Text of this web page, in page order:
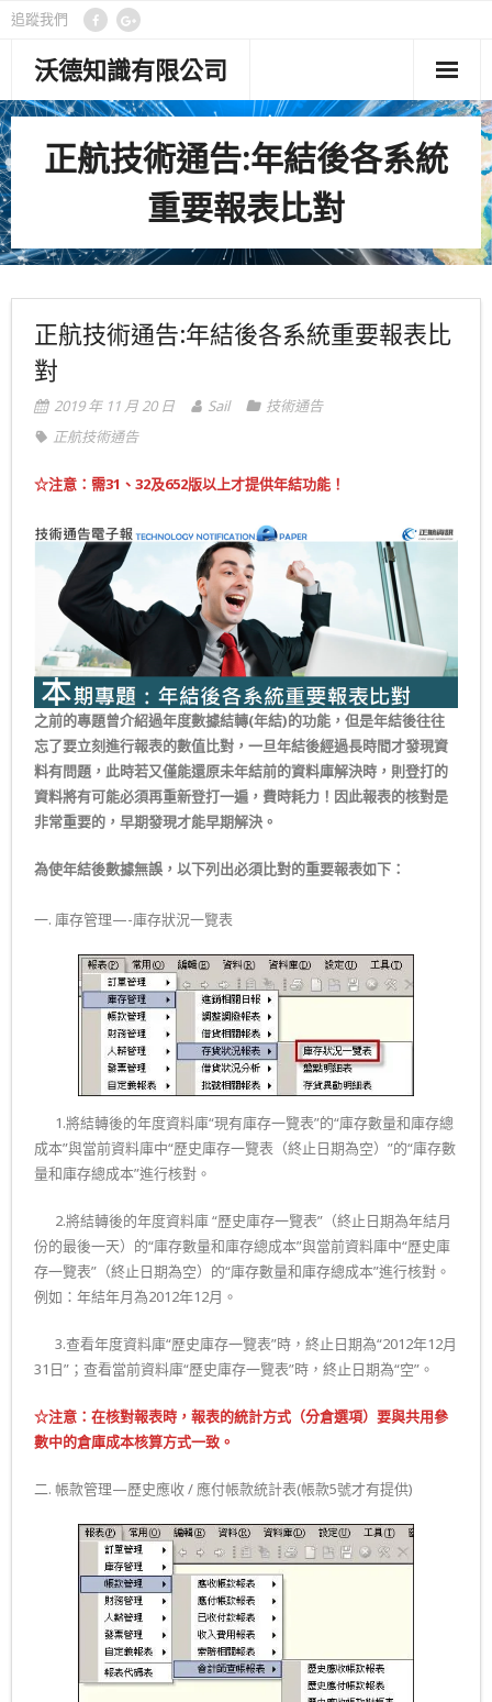
追蹤我們
沃德知識有限公司
首頁
管理功能
顧問專欄
聯絡我們
隱私權政策
正航技術通告:年結後各系統
重要報表比對
正航技術通告:年結後各系統重要報表比
對
2019 年 11 月 20 日 Sail
技術通告
正航技術通告
☆注意：需31、32及652版以上才提供年結功能！
之前的專題曾介紹過年度數據結轉(年結)的功能，但是年結後往往
忘了要立刻進行報表的數值比對，一旦年結後經過長時間才發現資
料有問題，此時若又僅能還原未年結前的資料庫解決時，則登打的
資料將有可能必須再重新登打一遍，費時耗力！因此報表的核對是
非常重要的，早期發現才能早期解決。
為使年結後數據無誤，以下列出必須比對的重要報表如下：
一. 庫存管理—-庫存狀況一覽表
1.將結轉後的年度資料庫“現有庫存一覽表”的“庫存數量和庫存總
成本”與當前資料庫中“歷史庫存一覽表（終止日期為空）”的“庫存數
量和庫存總成本”進行核對。
2.將結轉後的年度資料庫 “歷史庫存一覽表”（終止日期為年結月
份的最後一天）的“庫存數量和庫存總成本”與當前資料庫中“歷史庫
存一覽表”（終止日期為空）的“庫存數量和庫存總成本”進行核對。
例如：年結年月為2012年12月。
3.查看年度資料庫“歷史庫存一覽表”時，終止日期為“2012年12月
31日”；查看當前資料庫“歷史庫存一覽表”時，終止日期為“空”。
☆注意：在核對報表時，報表的統計方式（分倉選項）要與共用參
數中的倉庫成本核算方式一致。
二. 帳款管理—歷史應收 / 應付帳款統計表(帳款5號才有提供)